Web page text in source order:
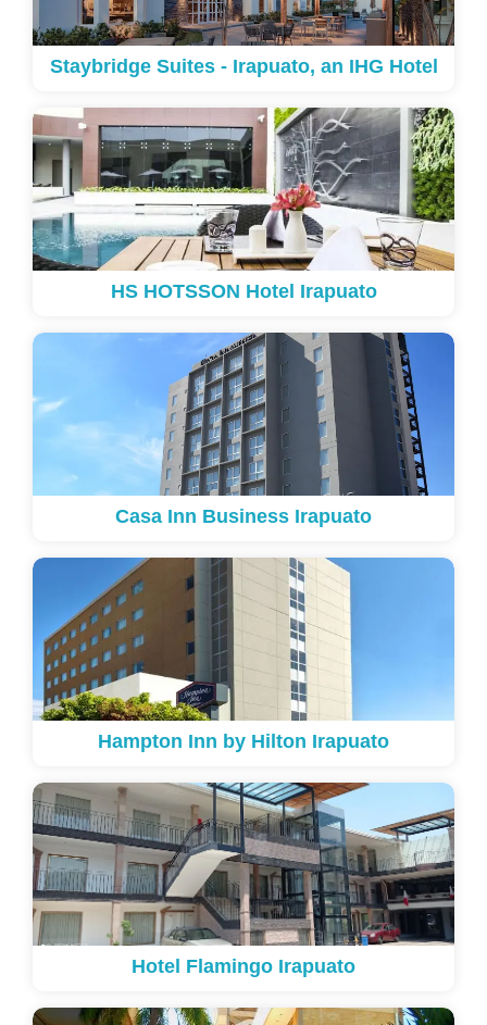
Staybridge Suites - Irapuato, an IHG Hotel
HS HOTSSON Hotel Irapuato
Casa Inn Business Irapuato
Hampton Inn by Hilton Irapuato
Hotel Flamingo Irapuato